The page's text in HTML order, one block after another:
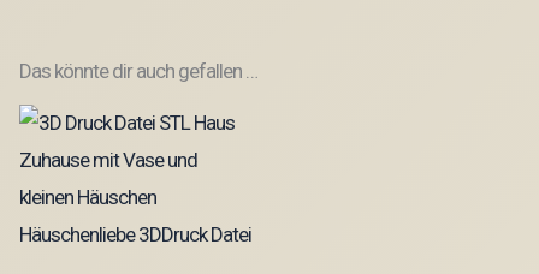
Das könnte dir auch gefallen …